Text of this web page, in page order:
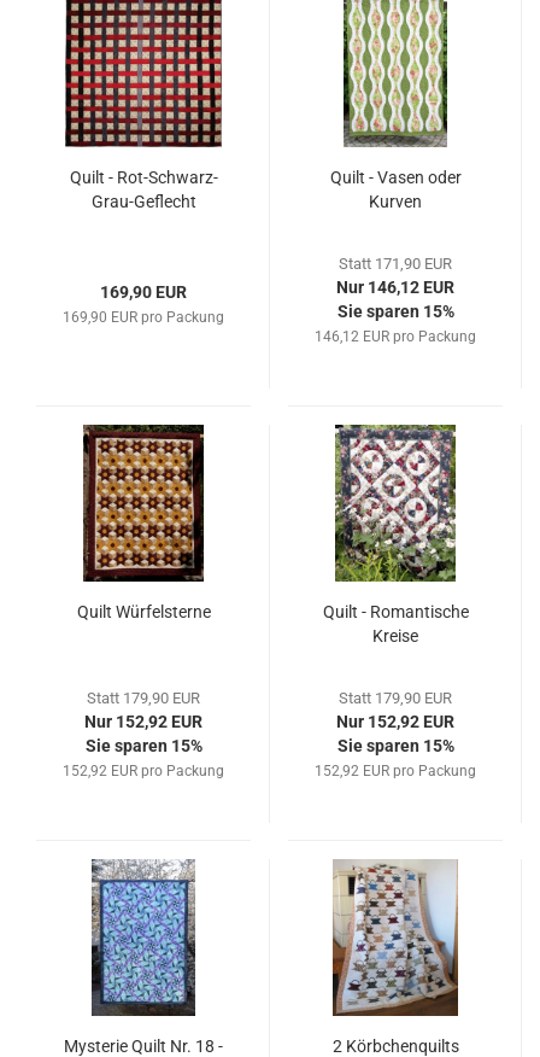
Quilt - Rot-Schwarz-
Grau-Geflecht
169,90 EUR
169,90 EUR pro Packung
Quilt - Vasen oder
Kurven
Statt 171,90 EUR
Nur 146,12 EUR
Sie sparen 15%
146,12 EUR pro Packung
Quilt Würfelsterne
Statt 179,90 EUR
Nur 152,92 EUR
Sie sparen 15%
152,92 EUR pro Packung
Quilt - Romantische
Kreise
Statt 179,90 EUR
Nur 152,92 EUR
Sie sparen 15%
152,92 EUR pro Packung
Mysterie Quilt Nr. 18 -
2 Körbchenquilts